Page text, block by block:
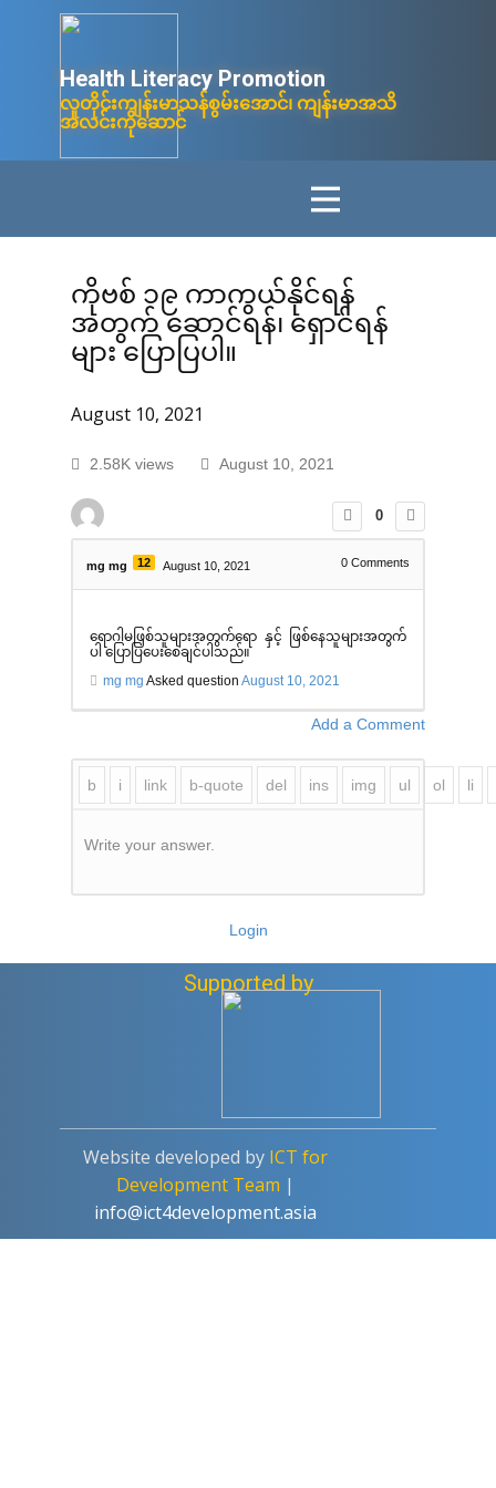
Health Litera​cy ​Promotion
လူတိုင်းကျန်းမာသန်စွမ်းအောင်၊ ကျန်းမာအသိ
အလင်းကိုဆောင်
ကိုဗစ် ၁၉ ကာကွယ်နိုင်ရန်
အတွက် ဆောင်ရန်၊ ရှောင်ရန်
များ ပြောပြပါ။
August 10, 2021
2.58K views August 10, 2021
0
mg mg 12 August 10, 2021 0 Comments
ရောဂါမဖြစ်သူများအတွက်ရော နှင့် ဖြစ်နေသူများအတွက်
ပါ ပြောပြပေးစေချင်ပါသည်။
mg mg Asked question August 10, 2021
Add a Comment
Write your answer.
Login
Supported by
Website developed by ICT for
Development Team |
info@ict4development.asia